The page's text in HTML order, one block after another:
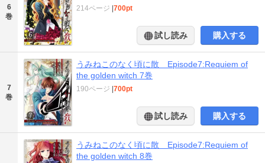
6
巻
214ページ |700pt
試し読み 購入する
7
巻
うみねこのなく頃に散 Episode7:Requiem of
the golden witch 7巻
190ページ |700pt
試し読み 購入する
うみねこのなく頃に散 Episode7:Requiem of
the golden witch 8巻